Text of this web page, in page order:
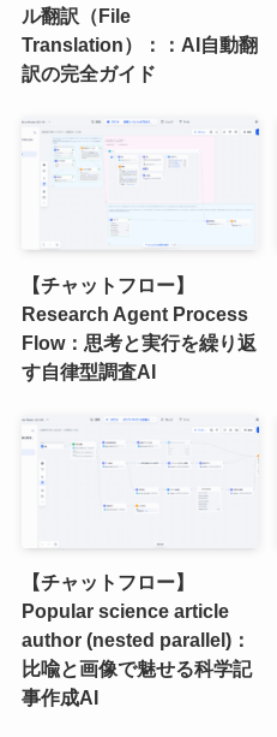
ル翻訳（File
Translation）：：AI自動翻
訳の完全ガイド
【チャットフロー】
Research Agent Process
Flow：思考と実行を繰り返
す自律型調査AI
【チャットフロー】
Popular science article
author (nested parallel)：
比喩と画像で魅せる科学記
事作成AI